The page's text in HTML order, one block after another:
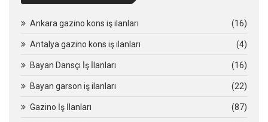
Ankara gazino kons iş ilanları (16)
Antalya gazino kons iş ilanları (4)
Bayan Dansçı İş İlanları (16)
Bayan garson iş ilanları (22)
Gazino İş İlanları (87)